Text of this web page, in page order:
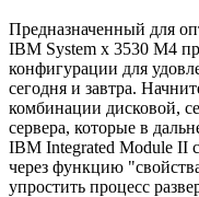
Предназначенный для
IBM System x 3530 M4
конфигурации для
сегодня и завтра.
комбинации дисковой,
сервера, которые в
IBM Integrated Module II
через функцию
упростить процесс